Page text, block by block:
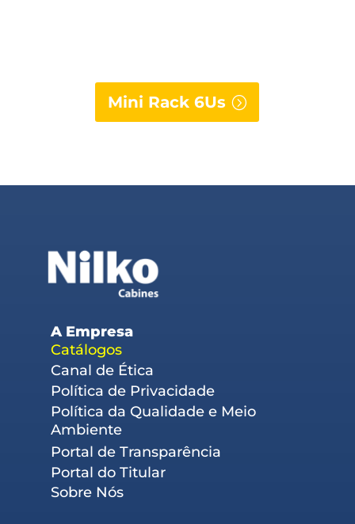
Mini Rack 6Us
A Empresa
Catálogos
Canal de Ética
Política de Privacidade
Política da Qualidade e Meio
Ambiente
Portal de Transparência
Portal do Titular
Sobre Nós